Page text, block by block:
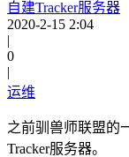
自建Tracker服务器
2020-2-15 2:04
|
0
|
运维
之前驯兽师联盟的
Tracker服务器。